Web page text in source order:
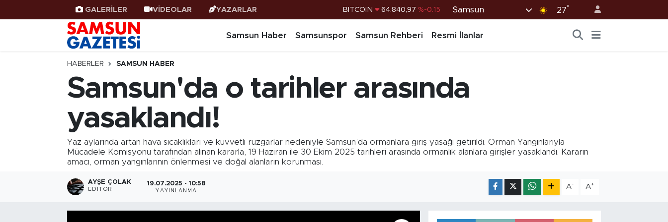
GALERİLER VİDEOLAR YAZARLAR DOLAR 47,7436 %0.18
BİST100 13.779 %-14
BITCOIN 64.840,97 %-0.15
Samsun 27°
Samsun Haber Samsunspor Samsun Rehberi Resmi İlanlar
HABERLER SAMSUN HABER
Samsun'da o tarihler arasında
yasaklandı!
Yaz aylarında artan hava sıcaklıkları ve kuvvetli rüzgarlar nedeniyle Samsun’da ormanlara giriş yasağı getirildi. Orman Yangınlarıyla
Mücadele Komisyonu tarafından alınan kararla, 19 Haziran ile 30 Ekim 2025 tarihleri arasında ormanlık alanlara girişler yasaklandı. Kararın
amacı, orman yangınlarının önlenmesi ve doğal alanların korunması.
AYŞE ÇOLAK
EDITÖR
19.07.2025 - 10:58
YAYINLANMA
A- A+
Samsun Haber
Samsunspor
Samsun Rehberi
Resmi İlanlar
Samsun Nöbetçi Eczaneler
Samsun Hava Durumu
SAMSUN Namaz Vakitleri
Samsun Trafik Yoğunluk Haritası
Süper Lig Puan Durumu ve Fikstür
Tüm Manşetler
Son Dakika Haberleri